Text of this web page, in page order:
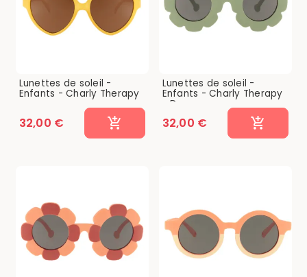
Lunettes de soleil -
Enfants - Charly Therapy
32,00 €
Lunettes de soleil -
Enfants - Charly Therapy
- Dora...
32,00 €